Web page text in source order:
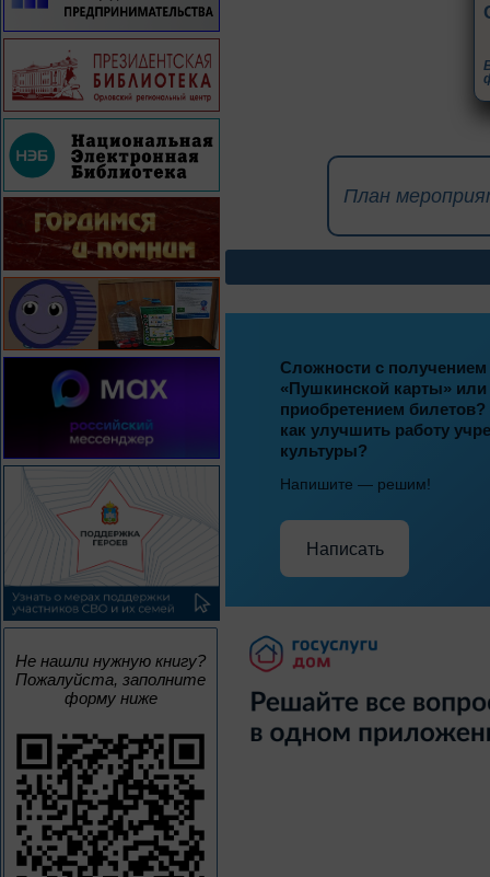
Не нашли нужную книгу?
Пожалуйста, заполните
форму ниже
План
Сложности с получением
«Пушкинской карты» или
приобретением билетов?
как улучшить работу
культуры?
Напишите — решим!
Написать